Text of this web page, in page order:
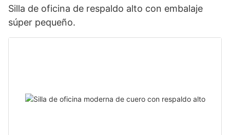
Silla de oficina de respaldo alto con embalaje
súper pequeño.